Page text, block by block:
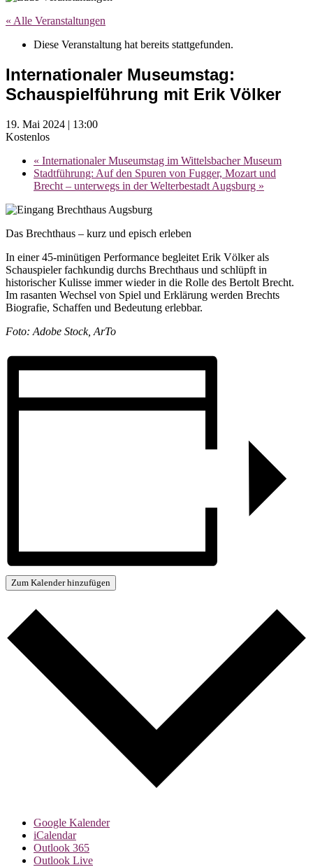
« Alle Veranstaltungen
Diese Veranstaltung hat bereits stattgefunden.
Internationaler Museumstag:
Schauspielführung mit Erik Völker
19. Mai 2024 | 13:00
Kostenlos
« Internationaler Museumstag im Wittelsbacher Museum
Stadtführung: Auf den Spuren von Fugger, Mozart und
Brecht – unterwegs in der Welterbestadt Augsburg »
Das Brechthaus – kurz und episch erleben
In einer 45-minütigen Performance begleitet Erik Völker als
Schauspieler fachkundig durchs Brechthaus und schlüpft in
historischer Kulisse immer wieder in die Rolle des Bertolt Brecht.
Im rasanten Wechsel von Spiel und Erklärung werden Brechts
Biografie, Schaffen und Bedeutung erlebbar.
Foto: Adobe Stock, ArTo
Zum Kalender hinzufügen
Google Kalender
iCalendar
Outlook 365
Outlook Live